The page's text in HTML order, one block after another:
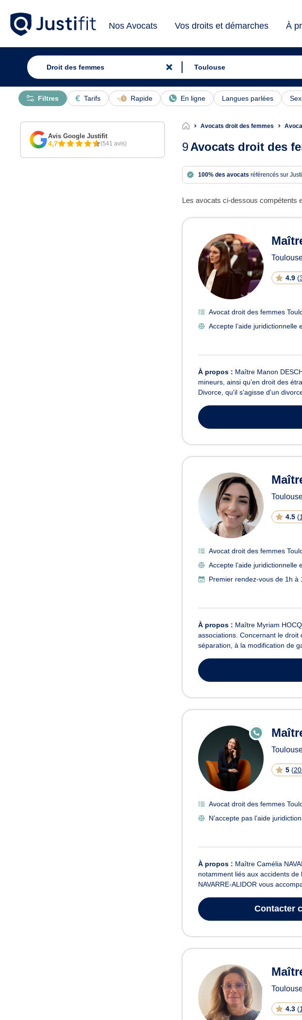
Nos Avocats Vos droits et démarches À
Tarifs Rapide En ligne Langues parlées
Filtres
Avocats droit des femmes
9Avocats droit des
100% des avocats référencés sur
Les avocats ci-dessous compétents
Avocats en
4.9 (
Avocat droit des femmes
Accepte l’aide juridictionnelle
À propos : Maître Manon
mineurs, ainsi qu’en droit des
Divorce, qu'il s'agisse d'un
4.5 (
Avocat droit des femmes
Accepte l’aide juridictionnelle
Premier rendez-vous de 1h à
À propos : Maître Myriam
associations. Concernant le droit
séparation, à la modification de
5 (
E
N
Avocat droit des femmes
N’accepte pas l’aide
À propos : Maître Camélia
notamment liés aux accidents de
NAVARRE-ALIDOR vous
Contacter
4.3 (
Avis Google Justifit
4,7 (541 avis)